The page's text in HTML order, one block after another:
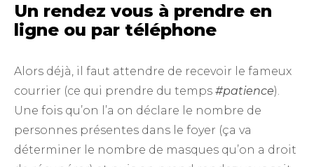
Un rendez vous à prendre en
ligne ou par téléphone
Alors déjà, il faut attendre de recevoir le fameux
courrier (ce qui prendre du temps #patience).
Une fois qu’on l’a on déclare le nombre de
personnes présentes dans le foyer (ça va
déterminer le nombre de masques qu’on a droit